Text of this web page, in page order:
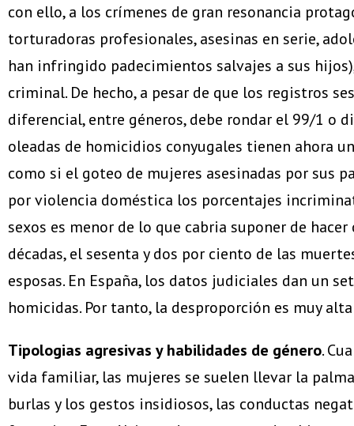
con ello, a los crímenes de gran resonancia
torturadoras profesionales, asesinas en serie,
han infringido padecimientos salvajes a sus
criminal. De hecho, a pesar de que los registros
diferencial, entre géneros, debe rondar el 99/1 o
oleadas de homicidios conyugales tienen ahora
como si el goteo de mujeres asesinadas por sus
por violencia doméstica los porcentajes
sexos es menor de lo que cabria suponer de
décadas, el sesenta y dos por ciento de las
esposas. En España, los datos judiciales dan un
homicidas. Por tanto, la desproporción es muy
Tipologias agresivas y habilidades de género.
vida familiar, las mujeres se suelen llevar la
burlas y los gestos insidiosos, las conductas